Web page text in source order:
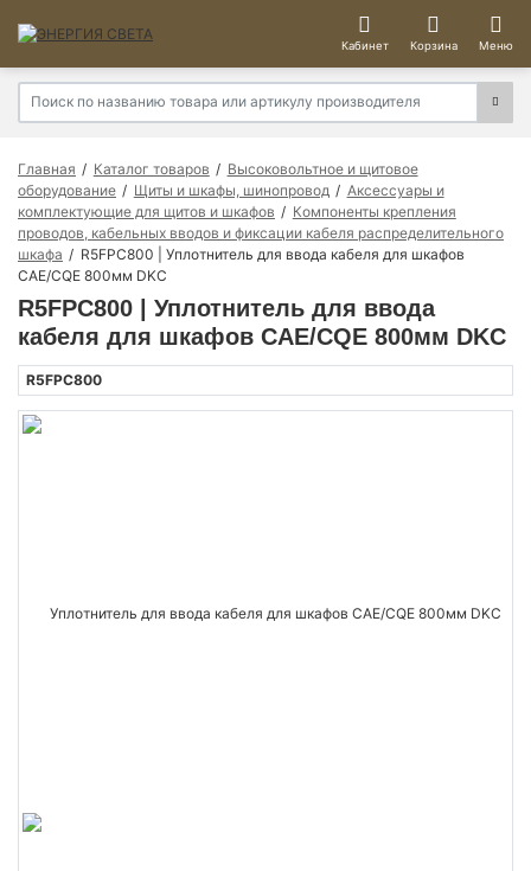
Кабинет Корзина Меню
Главная Каталог товаров
Высоковольтное и щитовое
оборудование
Щиты и шкафы, шинопровод
Аксессуары и
комплектующие для щитов и шкафов
Компоненты крепления
проводов, кабельных вводов и фиксации кабеля распределительного
шкафа
R5FPC800 | Уплотнитель для ввода кабеля для шкафов
CAE/CQE 800мм DKC
R5FPC800 | Уплотнитель для ввода
кабеля для шкафов CAE/CQE 800мм DKC
R5FPC800